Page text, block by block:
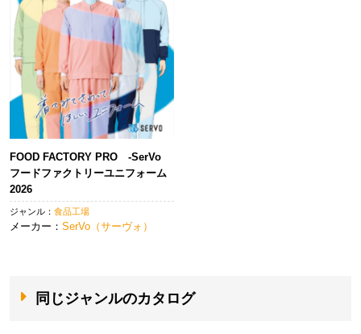
FOOD FACTORY PRO -SerVo
フードファクトリーユニフォーム
2026
ジャンル： 食品工場
メーカー： SerVo（サーヴォ）
同じジャンルのカタログ